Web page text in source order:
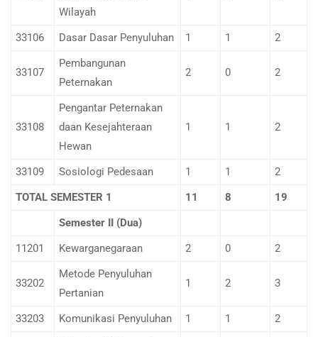
Wilayah
33106 Dasar Dasar Penyuluhan 1 1 2
33107
Pembangunan
Peternakan
2 0 2
33108
Pengantar Peternakan
daan Kesejahteraan
Hewan
1 1 2
33109 Sosiologi Pedesaan 1 1
2
TOTAL SEMESTER 1
11 8
19
Semester II (Dua)
11201
Kewarganegaraan 2 0 2
33202
Metode Penyuluhan
Pertanian
1 2 3
33203 Komunikasi Penyuluhan 1 1 2